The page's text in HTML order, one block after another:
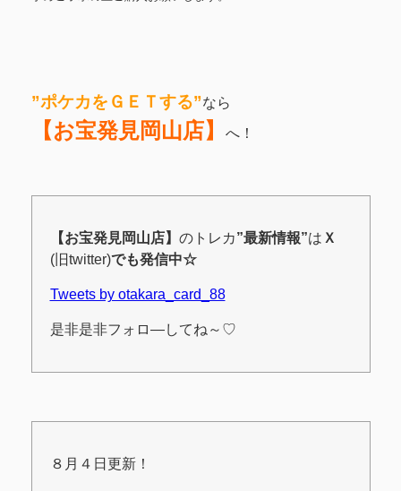
”ポケカをＧＥＴする”なら
【お宝発見岡山店】 へ！
【お宝発見岡山店】 のトレカ”最新情報”は Ｘ
(旧twitter)でも発信中☆
Tweets by otakara_card_88
是非是非フォロ―してね～♡
８月４日更新！